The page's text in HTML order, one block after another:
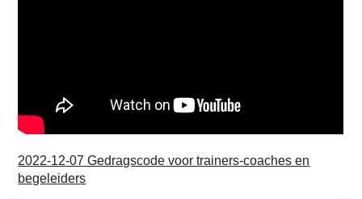
2022-12-07 Gedragscode voor trainers-coaches en
begeleiders